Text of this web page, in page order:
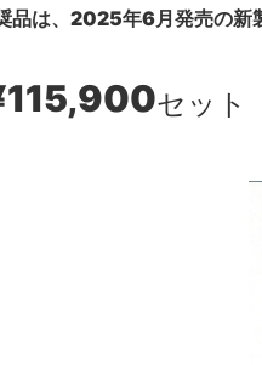
品は、2025年6月発売の新
セット